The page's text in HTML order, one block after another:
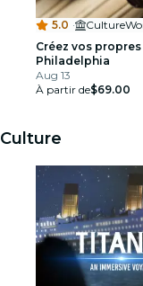
5.0 ·
Créez vos
Philadelphia
Aug 13
À partir de$69.00
Culture